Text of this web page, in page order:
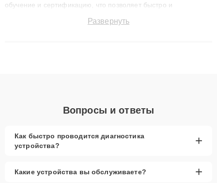
обучение и сертификацию, что позволяет быстро и
сохранением гарантии до 3 лет. Наши мастера решают
Развернуть
Вопросы и ответы
Как быстро проводится диагностика
устройства?
+
Какие устройства вы обслуживаете? +